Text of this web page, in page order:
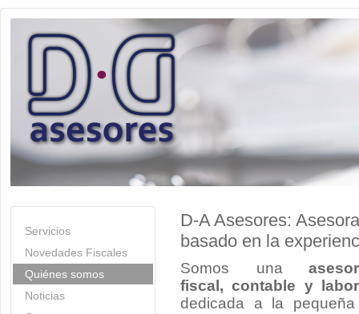
Servicios
Novedades Fiscales
Quiénes somos
Noticias
D-A Asesores:
basado en la
Somos una
fiscal, contable y
dedicada a la